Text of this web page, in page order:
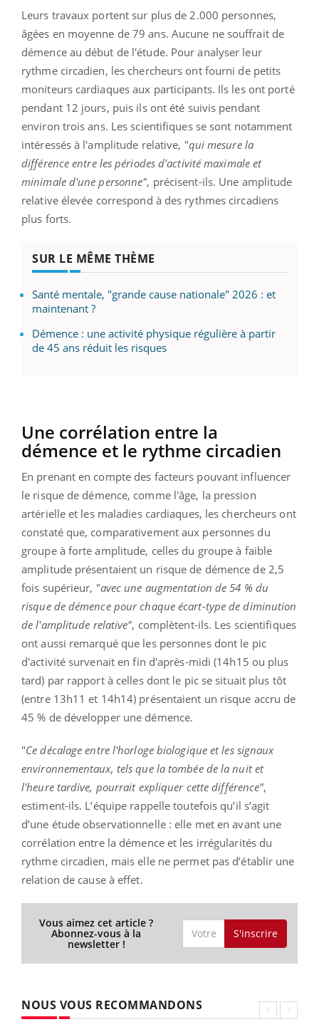
Leurs travaux portent sur plus de 2.000 personnes,
âgées en moyenne de 79 ans. Aucune ne souffrait de
démence au début de l'étude. Pour analyser leur
rythme circadien, les chercheurs ont fourni de petits
moniteurs cardiaques aux participants. Ils les ont porté
pendant 12 jours, puis ils ont été suivis pendant
environ trois ans. Les scientifiques se sont notamment
intéressés à l'amplitude relative, "qui mesure la
différence entre les périodes d'activité maximale et
minimale d'une personne", précisent-ils. Une amplitude
relative élevée correspond à des rythmes circadiens
plus forts.
SUR LE MÊME THÈME
Santé mentale, "grande cause nationale" 2026 : et
maintenant ?
Démence : une activité physique régulière à partir
de 45 ans réduit les risques
Une corrélation entre la
démence et le rythme circadien
En prenant en compte des facteurs pouvant influencer
le risque de démence, comme l'âge, la pression
artérielle et les maladies cardiaques, les chercheurs ont
constaté que, comparativement aux personnes du
groupe à forte amplitude, celles du groupe à faible
amplitude présentaient un risque de démence de 2,5
fois supérieur, "avec une augmentation de 54 % du
risque de démence pour chaque écart-type de diminution
de l'amplitude relative", complètent-ils. Les scientifiques
ont aussi remarqué que les personnes dont le pic
d'activité survenait en fin d'après-midi (14h15 ou plus
tard) par rapport à celles dont le pic se situait plus tôt
(entre 13h11 et 14h14) présentaient un risque accru de
45 % de développer une démence.
"Ce décalage entre l'horloge biologique et les signaux
environnementaux, tels que la tombée de la nuit et
l'heure tardive, pourrait expliquer cette différence",
estiment-ils. L’équipe rappelle toutefois qu’il s’agit
d’une étude observationnelle : elle met en avant une
corrélation entre la démence et les irrégularités du
rythme circadien, mais elle ne permet pas d’établir une
relation de cause à effet.
Vous aimez cet article ?
Abonnez-vous à la
newsletter !
S'inscrire
NOUS VOUS RECOMMANDONS